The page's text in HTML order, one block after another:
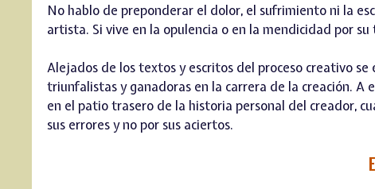
No hablo de preponderar el dolor, el sufrimiento ni la
artista. Si vive en la opulencia o en la mendicidad por
Alejados de los textos y escritos del proceso creativo
triunfalistas y ganadoras en la carrera de la creación.
en el patio trasero de la historia personal del creador,
sus errores y no por sus aciertos.